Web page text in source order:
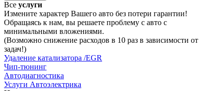
Все услуги
Измените характер Вашего авто без потери гарантии!
Обращаясь к нам, вы решаете проблему с авто с
минимальными вложениями.
(Возможно снижение расходов в 10 раз в зависимости от
задач!)
Удаление катализатора /EGR
Чип-тюнинг
Автодиагностика
Услуги Автоэлектрика